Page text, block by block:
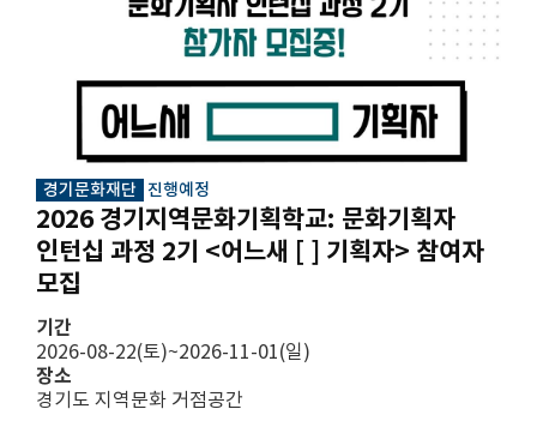
경기문화재단 진행예정
2026 경기지역문화기획학교: 문화기획자
인턴십 과정 2기 <어느새 [ ] 기획자> 참여자
모집
기간
2026-08-22(토)~2026-11-01(일)
장소
경기도 지역문화 거점공간